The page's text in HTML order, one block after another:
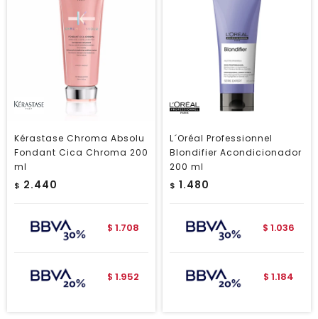
Kérastase Chroma Absolu
Fondant Cica Chroma 200
ml
$ 2.440
$ 1.708
$ 1.952
L´Oréal Professionnel
Blondifier Acondicionador
200 ml
$ 1.480
$ 1.036
$ 1.184